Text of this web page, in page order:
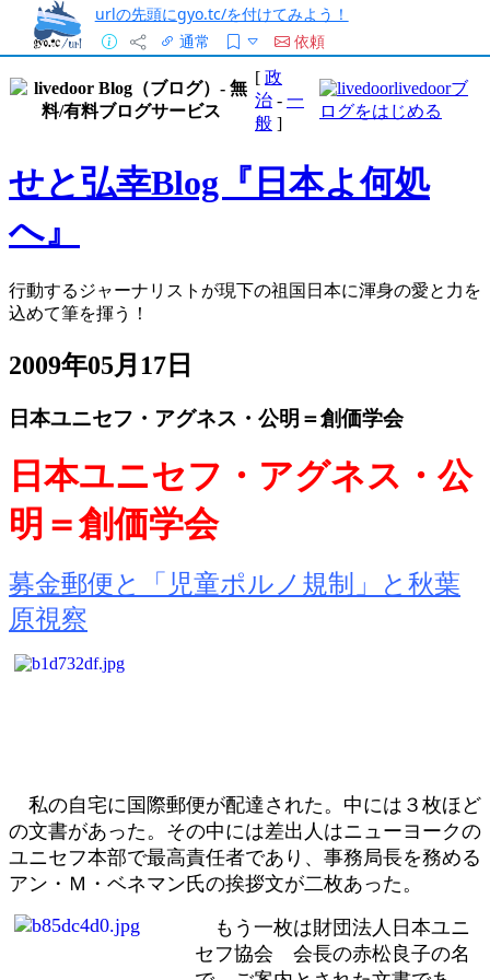
urlの先頭にgyo.tc/を付けてみよう！
通常
依頼